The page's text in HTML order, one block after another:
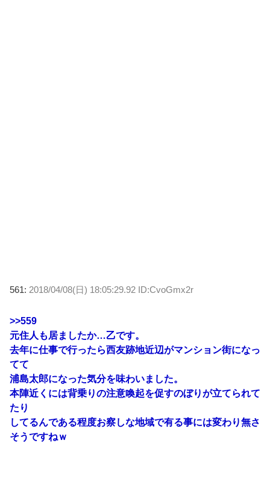
561: 2018/04/08(日) 18:05:29.92 ID:CvoGmx2r
>>559
元住人も居ましたか…乙です。
去年に仕事で行ったら西友跡地近辺がマンション街になっ
てて
浦島太郎になった気分を味わいました。
本陣近くには背乗りの注意喚起を促すのぼりが立てられて
たり
してるんである程度お察しな地域で有る事には変わり無さ
そうですねｗ